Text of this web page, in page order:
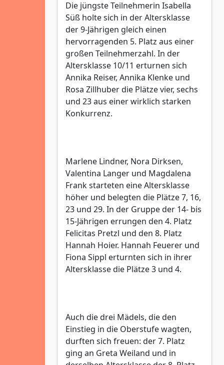
Die jüngste Teilnehmerin Isabella
Süß holte sich in der Altersklasse
der 9-Jährigen gleich einen
hervorragenden 5. Platz aus einer
großen Teilnehmerzahl. In der
Altersklasse 10/11 erturnen sich
Annika Reiser, Annika Klenke und
Rosa Zillhuber die Plätze vier, sechs
und 23 aus einer wirklich starken
Konkurrenz.
Marlene Lindner, Nora Dirksen,
Valentina Langer und Magdalena
Frank starteten eine Altersklasse
höher und belegten die Plätze 7, 16,
23 und 29. In der Gruppe der 14- bis
15-Jährigen errungen den 4. Platz
Felicitas Pretzl und den 8. Platz
Hannah Hoier. Hannah Feuerer und
Fiona Sippl erturnten sich in ihrer
Altersklasse die Plätze 3 und 4.
Auch die drei Mädels, die den
Einstieg in die Oberstufe wagten,
durften sich freuen: der 7. Platz
ging an Greta Weiland und in